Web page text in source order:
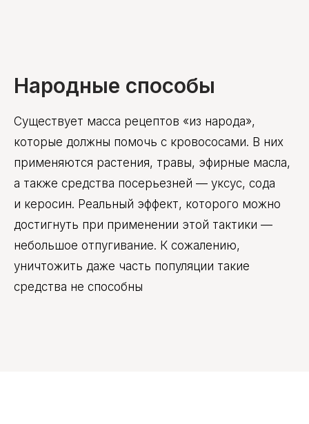
Народные способы
Существует масса рецептов «из народа»,
которые должны помочь с кровососами. В них
применяются растения, травы, эфирные масла,
а также средства посерьезней — уксус, сода
и керосин. Реальный эффект, которого можно
достигнуть при применении этой тактики —
небольшое отпугивание. К сожалению,
уничтожить даже часть популяции такие
средства не способны